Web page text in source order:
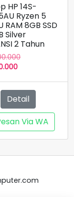
HP 14S-
Ryzen 5
RAM 8GB SSD
Silver
2 Tahun
Harga
Harga
adalah:
Rp7.150.000.
Detail
Via WA